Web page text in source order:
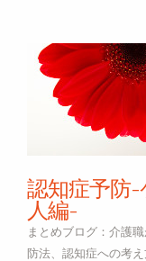
認知症予防-
人編-
まとめブログ：介護
防法、認知症への考